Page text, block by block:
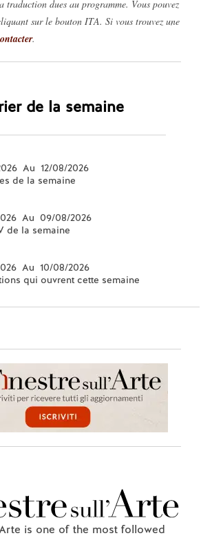
traduction dues au programme. Vous pouvez
sur le bouton ITA. Si vous trouvez une
.
de la semaine
Au 12/08/2026
de la semaine
Au 09/08/2026
de la semaine
Au 10/08/2026
qui ouvrent cette semaine
is one of the most followed